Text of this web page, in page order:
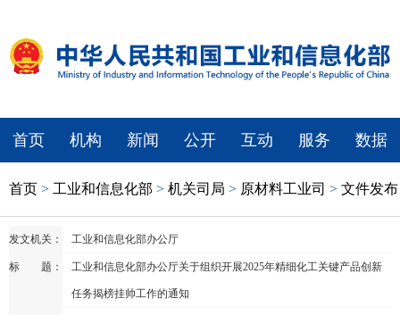
首页 机构 新闻 公开 互动 服务 数据
首页 > 工业和信息化部 > 机关司局 > 原材料工业司 > 文件发布
发文机关： 工业和信息化部办公厅
标 题： 工业和信息化部办公厅关于组织开展2025年精细化工关键产品创新
任务揭榜挂帅工作的通知